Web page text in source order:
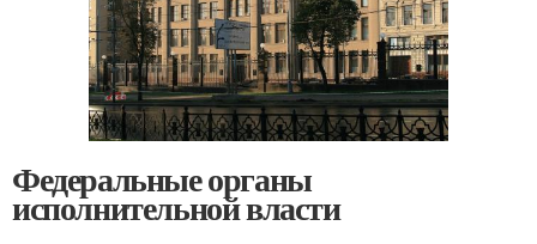
Федеральные органы
исполнительной власти